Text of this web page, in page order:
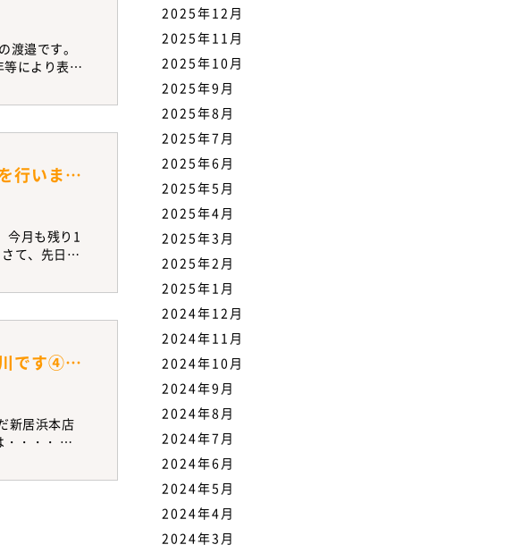
。 「短
【四国中央店】 小便器取替工事を行いました。
今月も残り1
て、先日ご
存小便器撤
から小便器
ご提案をさせ
がお家の
【新居浜本店】ラーメン大好き石川です④( *´艸｀)
ンも大好き
2025年12月
2025年11月
2025年10月
2025年9月
2025年8月
2025年7月
2025年6月
2025年5月
2025年4月
2025年3月
2025年2月
2025年1月
2024年12月
2024年11月
2024年10月
2024年9月
2024年8月
2024年7月
2024年6月
2024年5月
2024年4月
2024年3月